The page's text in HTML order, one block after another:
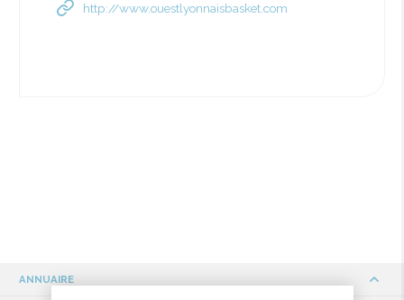
http://www.ouestlyonnaisbasket.com
ANNUAIRE